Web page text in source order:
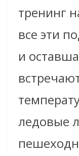
тренинг
все эти
и
ледовые